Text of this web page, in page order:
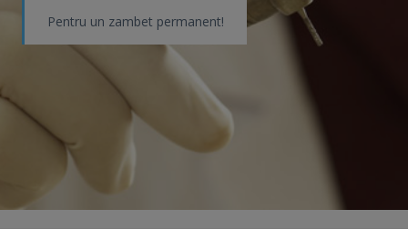
Pentru un zambet permanent!